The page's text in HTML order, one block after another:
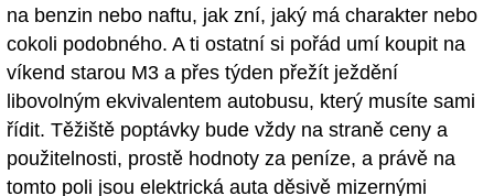
na benzin nebo naftu, jak zní, jaký má charakter nebo
cokoli podobného. A ti ostatní si pořád umí koupit na
víkend starou M3 a přes týden přežít ježdění
libovolným ekvivalentem autobusu, který musíte sami
řídit. Těžiště poptávky bude vždy na straně ceny a
použitelnosti, prostě hodnoty za peníze, a právě na
tomto poli jsou elektrická auta děsivě mizernými